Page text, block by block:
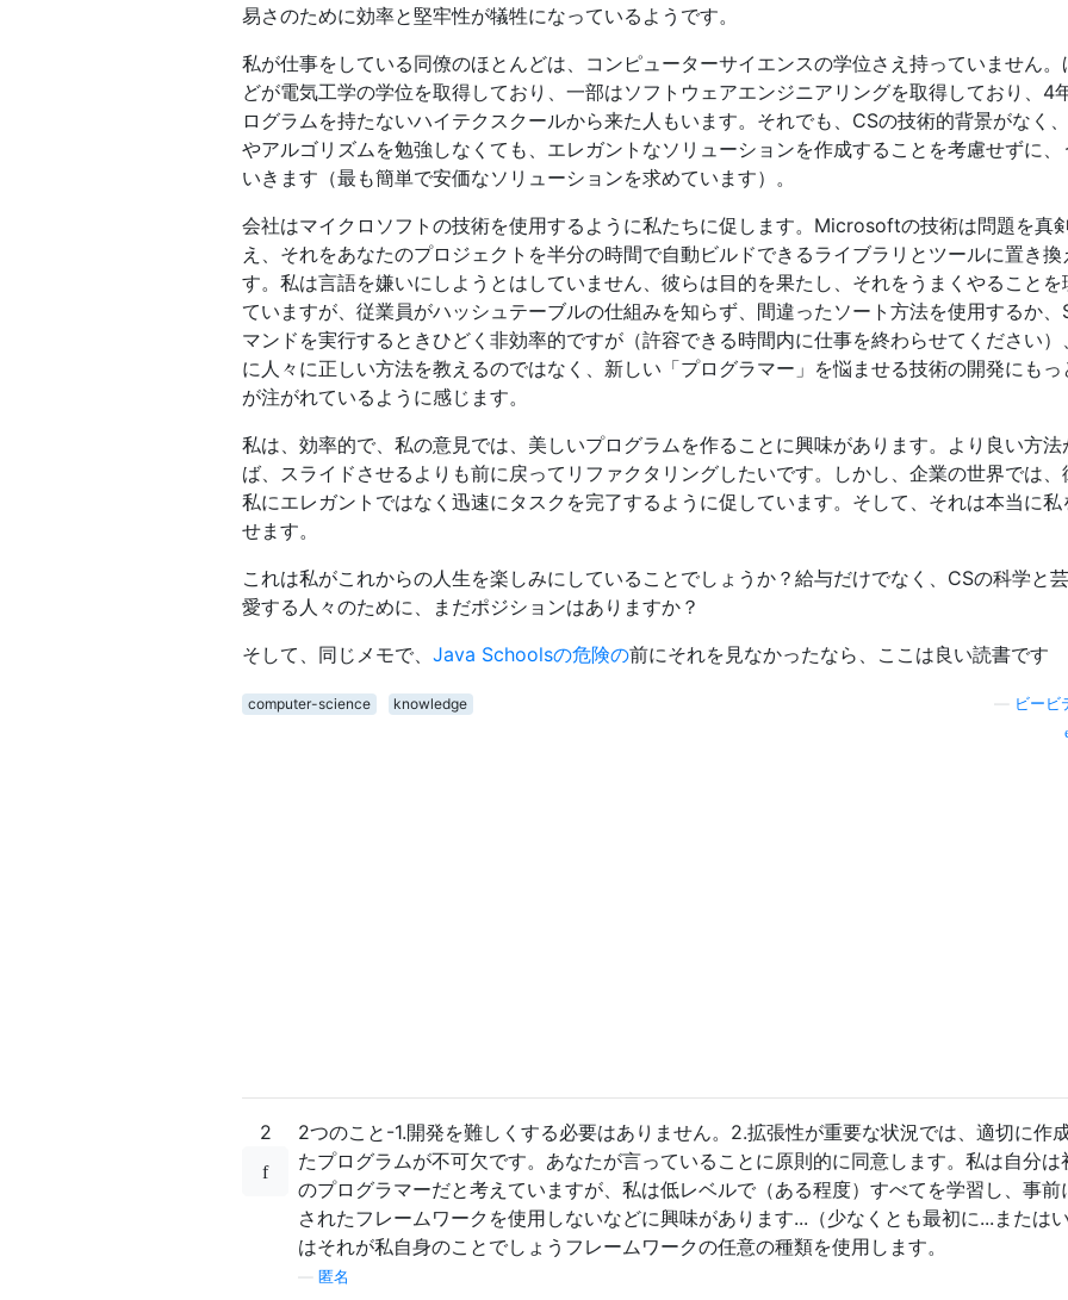
易さのために効率と堅牢性が犠牲になっているようです。
私が仕事をしている同僚のほとんどは、コンピューターサイエンスの学位さえ持っていません。
どが電気工学の学位を取得しており、一部はソフトウェアエンジニアリングを取得しており、4
ログラムを持たないハイテクスクールから来た人もいます。それでも、CSの技術的背景がなく
やアルゴリズムを勉強しなくても、エレガントなソリューションを作成することを考慮せずに、
いきます（最も簡単で安価なソリューションを求めています）。
会社はマイクロソフトの技術を使用するように私たちに促します。Microsoftの技術は問題を真
え、それをあなたのプロジェクトを半分の時間で自動ビルドできるライブラリとツールに置き換
す。私は言語を嫌いにしようとはしていません、彼らは目的を果たし、それをうまくやることを
ていますが、従業員がハッシュテーブルの仕組みを知らず、間違ったソート方法を使用するか、
マンドを実行するときひどく非効率的ですが（許容できる時間内に仕事を終わらせてください）
に人々に正しい方法を教えるのではなく、新しい「プログラマー」を悩ませる技術の開発にもっ
が注がれているように感じます。
私は、効率的で、私の意見では、美しいプログラムを作ることに興味があります。より良い方法
ば、スライドさせるよりも前に戻ってリファクタリングしたいです。しかし、企業の世界では、
私にエレガントではなく迅速にタスクを完了するように促しています。そして、それは本当に私
せます。
これは私がこれからの人生を楽しみにしていることでしょうか？給与だけでなく、CSの科学と
愛する人々のために、まだポジションはありますか？
そして、同じメモで、 Java Schoolsの危険の前にそれを見なかったなら、ここは良い読書です
computer-science knowledge
ビービ
2
2つのこと-1.開発を難しくする必要はありません。2.拡張性が重要な状況では、適切に作
たプログラムが不可欠です。あなたが言っていることに原則的に同意します。私は自分は
のプログラマーだと考えていますが、私は低レベルで（ある程度）すべてを学習し、事前
されたフレームワークを使用しないなどに興味があります...（少なくとも最初に...または
はそれが私自身のことでしょうフレームワークの任意の種類を使用します。
匿名